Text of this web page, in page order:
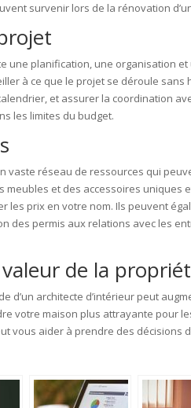
survenir lors de la rénovation
une planification, une organisation
à ce que le projet se déroule
et assurer la coordination
les limites du budget.
vaste réseau de ressources qui
meubles et des accessoires uniques
les prix en votre nom. Ils peuvent
des permis aux relations avec les
de la
d’un architecte d’intérieur peut
votre maison plus attrayante pour
vous aider à prendre des décisions